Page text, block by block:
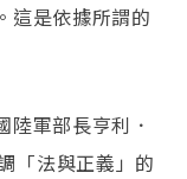
這是依據所謂的
軍部長亨利．
「法與正義」的